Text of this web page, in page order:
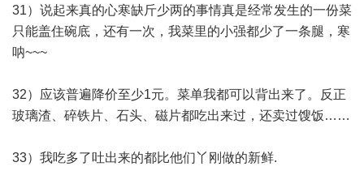
31）说起来真的心寒缺斤少两的事情真是经常发生的一份菜
只能盖住碗底，还有一次，我菜里的小强都少了一条腿，寒
呐~~~
32）应该普遍降价至少1元。菜单我都可以背出来了。反正
玻璃渣、碎铁片、石头、磁片都吃出来过，还卖过馊饭……
33）我吃多了吐出来的都比他们丫刚做的新鲜.